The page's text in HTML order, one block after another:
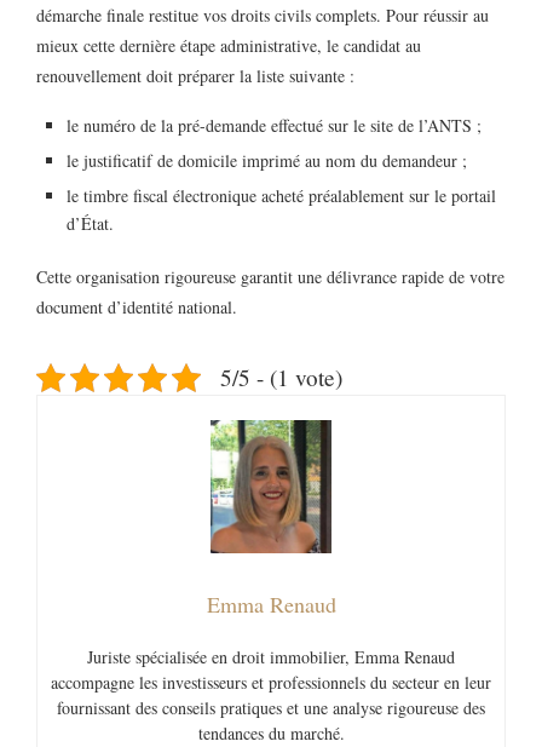
démarche finale restitue vos droits civils complets. Pour réussir au
mieux cette dernière étape administrative, le candidat au
renouvellement doit préparer la liste suivante :
le numéro de la pré-demande effectué sur le site de l’ANTS ;
le justificatif de domicile imprimé au nom du demandeur ;
le timbre fiscal électronique acheté préalablement sur le portail
d’État.
Cette organisation rigoureuse garantit une délivrance rapide de votre
document d’identité national.
5/5 - (1 vote)
Emma Renaud
Juriste spécialisée en droit immobilier, Emma Renaud
accompagne les investisseurs et professionnels du secteur en leur
fournissant des conseils pratiques et une analyse rigoureuse des
tendances du marché.